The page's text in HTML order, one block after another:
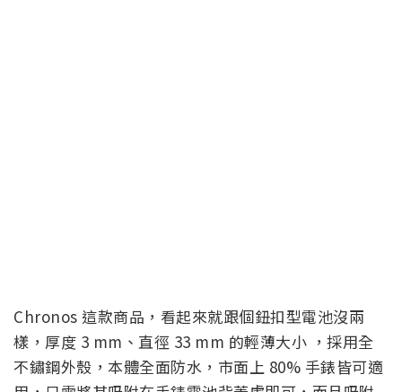
Chronos 這款商品，看起來就跟個鈕扣型電池沒兩
樣，厚度 3 mm、直徑 33 mm 的輕薄大小 ，採用全
不鏽鋼外殼，本體全面防水，市面上 80% 手錶皆可適